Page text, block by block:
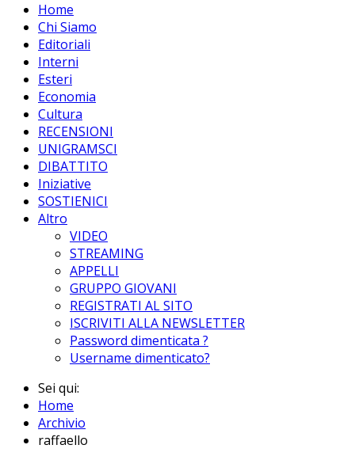
Home
Chi Siamo
Editoriali
Interni
Esteri
Economia
Cultura
RECENSIONI
UNIGRAMSCI
DIBATTITO
Iniziative
SOSTIENICI
Altro
VIDEO
STREAMING
APPELLI
GRUPPO GIOVANI
REGISTRATI AL SITO
ISCRIVITI ALLA NEWSLETTER
Password dimenticata ?
Username dimenticato?
Sei qui:
Home
Archivio
raffaello